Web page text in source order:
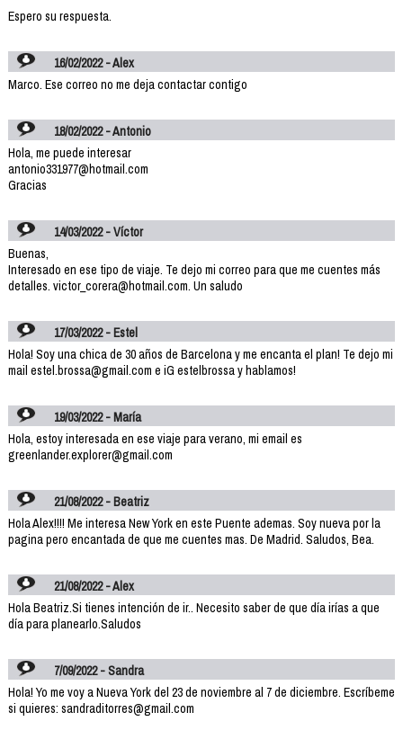
Espero su respuesta.
16/02/2022 - Alex
Marco. Ese correo no me deja contactar contigo
18/02/2022 - Antonio
Hola, me puede interesar
antonio331977@hotmail.com
Gracias
14/03/2022 - Víctor
Buenas,
Interesado en ese tipo de viaje. Te dejo mi correo para que me cuentes más
detalles. victor_corera@hotmail.com. Un saludo
17/03/2022 - Estel
Hola! Soy una chica de 30 años de Barcelona y me encanta el plan! Te dejo mi
mail estel.brossa@gmail.com e iG estelbrossa y hablamos!
19/03/2022 - María
Hola, estoy interesada en ese viaje para verano, mi email es
greenlander.explorer@gmail.com
21/08/2022 - Beatriz
Hola Alex!!!! Me interesa New York en este Puente ademas. Soy nueva por la
pagina pero encantada de que me cuentes mas. De Madrid. Saludos, Bea.
21/08/2022 - Alex
Hola Beatriz.Si tienes intención de ir.. Necesito saber de que día irías a que
día para planearlo.Saludos
7/09/2022 - Sandra
Hola! Yo me voy a Nueva York del 23 de noviembre al 7 de diciembre. Escríbeme
si quieres: sandraditorres@gmail.com